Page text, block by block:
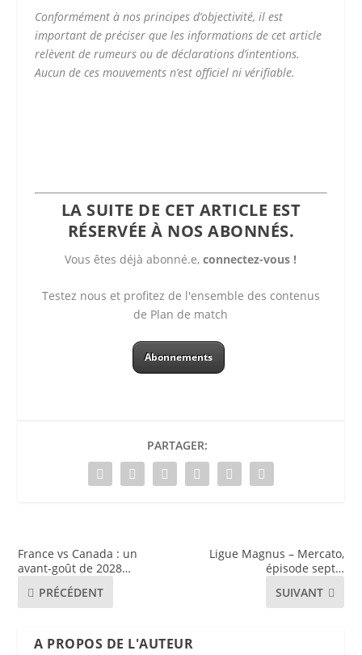
Conformément à nos principes d’objectivité, il est
important de préciser que les informations de cet article
relèvent de rumeurs ou de déclarations d’intentions.
Aucun de ces mouvements n’est officiel ni vérifiable.
LA SUITE DE CET ARTICLE EST
RÉSERVÉE À NOS ABONNÉS.
Vous êtes déjà abonné.e,connectez-vous !
Testez nous et profitez de l'ensemble des contenus
de Plan de match
Abonnements
PARTAGER:
France vs Canada : un
avant-goût de 2028…
PRÉCÉDENT
Ligue Magnus – Mercato,
épisode sept…
SUIVANT
A PROPOS DE L'AUTEUR